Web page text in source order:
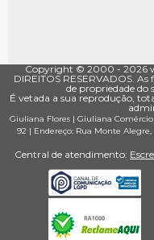
Copyright © 2000 - ­2026
DIREITOS RESERVADOS.
de propriedade
É vetada a sua reprodução,
Giuliana Flores | Giuliana Comércio
92 | Endereço: Rua Monte Alegre,
Central de atendimento: